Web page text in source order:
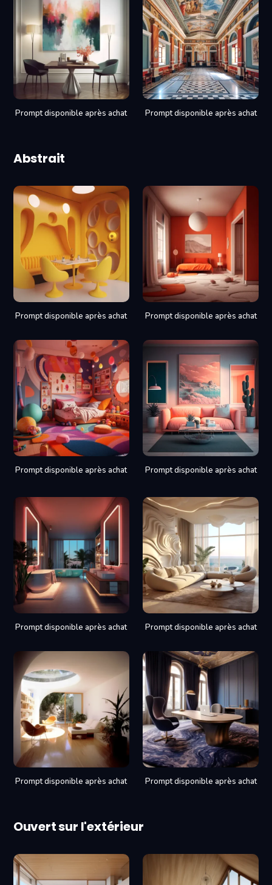
Prompt disponible après achat Prompt disponible après achat
Abstrait
Prompt disponible après achat Prompt disponible après achat
Prompt disponible après achat Prompt disponible après achat
Prompt disponible après achat Prompt disponible après achat
Prompt disponible après achat Prompt disponible après achat
Ouvert sur l'extérieur